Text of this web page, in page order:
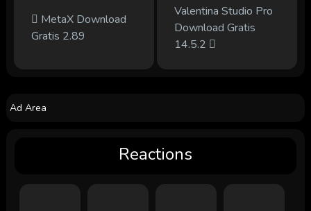
MetaX Download
Gratis 2.89
Valentina Studio Pro
Download Gratis
14.5.2
Ad Area
Reactions